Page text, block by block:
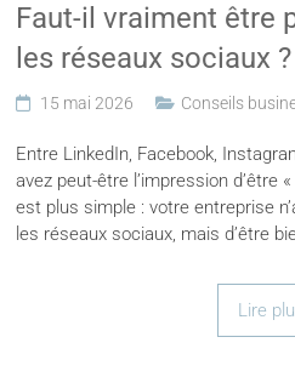
Faut-il vraiment être
les réseaux sociaux ?
15 mai 2026 Conseils
Entre LinkedIn, Facebook,
avez peut-être l’impression d’être
est plus simple : votre entreprise
les réseaux sociaux, mais d’être
Lire